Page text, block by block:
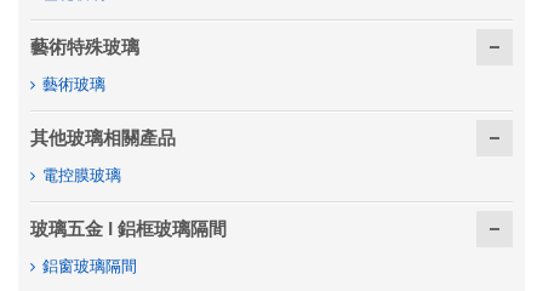
藝術特殊玻璃
藝術玻璃
其他玻璃相關產品
電控膜玻璃
玻璃五金 I 鋁框玻璃隔間
鋁窗玻璃隔間